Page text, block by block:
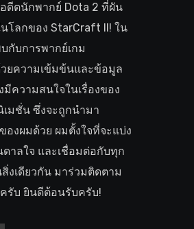
ดีตนักพากย์ Dota 2 ที่ผัน
โลกของ StarCraft II! ใน
กับการพากย์เกม
ยความเข้มข้นและข้อมูล
ความสนใจในเรื่องของ
เมชั่น ซึ่งจะถูกนำมา
องผมด้วย ผมตั้งใจที่จะแบ่ง
าลใจ และเชื่อมต่อกับทุก
เดียวกัน มาร่วมติดตาม
รับ ยินดีต้อนรับครับ!